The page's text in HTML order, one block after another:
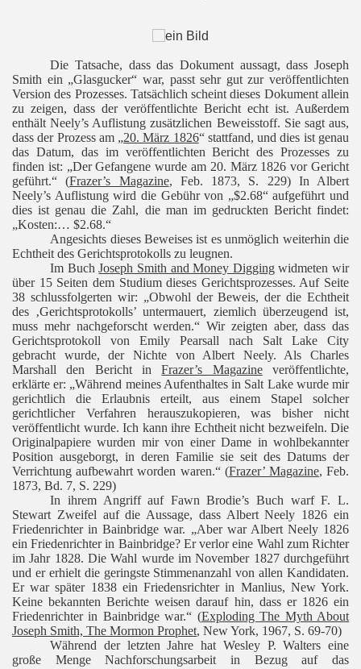
Die Tatsache, dass das Dokument aussagt, dass Joseph
Smith ein „Glasgucker“ war, passt sehr gut zur veröffentlichten
Version des Prozesses. Tatsächlich scheint dieses Dokument allein
zu zeigen, dass der veröffentlichte Bericht echt ist. Außerdem
enthält Neely’s Auflistung zusätzlichen Beweisstoff. Sie sagt aus,
dass der Prozess am „20. März 1826“ stattfand, und dies ist genau
das Datum, das im veröffentlichten Bericht des Prozesses zu
finden ist: „Der Gefangene wurde am 20. März 1826 vor Gericht
geführt.“ (Frazer’s Magazine, Feb. 1873, S. 229) In Albert
Neely’s Auflistung wird die Gebühr von „$2.68“ aufgeführt und
dies ist genau die Zahl, die man im gedruckten Bericht findet:
„Kosten:… $2.68.“
Angesichts dieses Beweises ist es unmöglich weiterhin die
Echtheit des Gerichtsprotokolls zu leugnen.
Im BuchJoseph Smith and Money Diggingwidmeten wir
über 15 Seiten dem Studium dieses Gerichtsprozesses. Auf Seite
38 schlussfolgerten wir: „Obwohl der Beweis, der die Echtheit
des ‚Gerichtsprotokolls’ untermauert, ziemlich überzeugend ist,
muss mehr nachgeforscht werden.“ Wir zeigten aber, dass das
Gerichtsprotokoll von Emily Pearsall nach Salt Lake City
gebracht wurde, der Nichte von Albert Neely. Als Charles
Marshall den Bericht inFrazer’s Magazineveröffentlichte,
erklärte er: „Während meines Aufenthaltes in Salt Lake wurde mir
gerichtlich die Erlaubnis erteilt, aus einem Stapel solcher
gerichtlicher Verfahren herauszukopieren, was bisher nicht
veröffentlicht wurde. Ich kann ihre Echtheit nicht bezweifeln. Die
Originalpapiere wurden mir von einer Dame in wohlbekannter
Position ausgeborgt, in deren Familie sie seit des Datums der
Verrichtung aufbewahrt worden waren.“ (Frazer’ Magazine, Feb.
1873, Bd. 7, S. 229)
In ihrem Angriff auf Fawn Brodie’s Buch warf F. L.
Stewart Zweifel auf die Aussage, dass Albert Neely 1826 ein
Friedenrichter in Bainbridge war. „Aber war Albert Neely 1826
ein Friedenrichter in Bainbridge? Er verlor eine Wahl zum Richter
im Jahr 1828. Die Wahl wurde im November 1827 durchgeführt
und er erhielt die geringste Stimmenanzahl von allen Kandidaten.
Er war später 1838 ein Friedensrichter in Manlius, New York.
Keine bekannten Berichte weisen darauf hin, dass er 1826 ein
Friedenrichter in Bainbridge war.“ (Exploding The Myth About
Joseph Smith, The Mormon Prophet, New York, 1967, S. 69-70)
Während der letzten Jahre hat Wesley P. Walters eine
große Menge Nachforschungsarbeit in Bezug auf das